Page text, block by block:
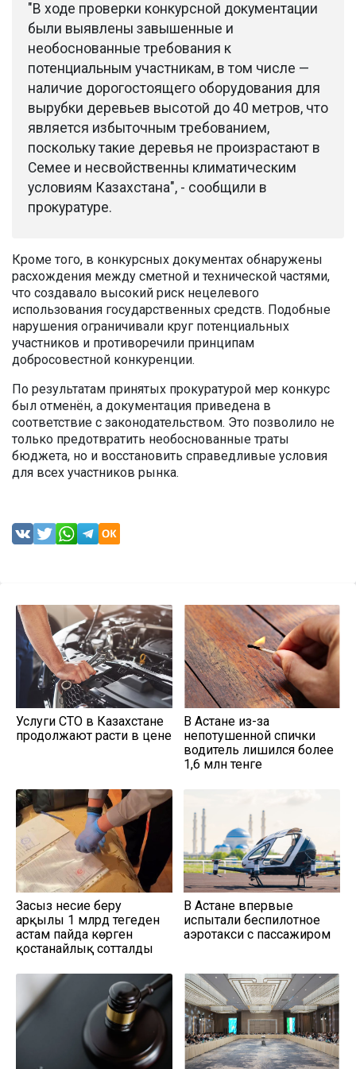
"В ходе проверки конкурсной документации
были выявлены завышенные и
необоснованные требования к
потенциальным участникам, в том числе —
наличие дорогостоящего оборудования для
вырубки деревьев высотой до 40 метров, что
является избыточным требованием,
поскольку такие деревья не произрастают в
Семее и несвойственны климатическим
условиям Казахстана", - сообщили в
прокуратуре.
Кроме того, в конкурсных документах обнаружены
расхождения между сметной и технической частями,
что создавало высокий риск нецелевого
использования государственных средств. Подобные
нарушения ограничивали круг потенциальных
участников и противоречили принципам
добросовестной конкуренции.
По результатам принятых прокуратурой мер конкурс
был отменён, а документация приведена в
соответствие с законодательством. Это позволило не
только предотвратить необоснованные траты
бюджета, но и восстановить справедливые условия
для всех участников рынка.
Услуги СТО в Казахстане
продолжают расти в цене
В Астане из-за
непотушенной спички
водитель лишился более
1,6 млн тенге
Заңсыз несие беру
арқылы 1 млрд теңгеден
астам пайда көрген
қостанайлық сотталды
В Астане впервые
испытали беспилотное
аэротакси с пассажиром